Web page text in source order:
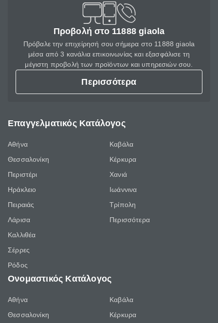
Προβολή στο 11888 giaola
Πρόβαλε την επιχείρησή σου σήμερα στο 11888 giaola
μέσα από 3 κανάλια επικοινωνίας και εξασφάλισε τη
μέγιστη προβολή των προϊόντων και υπηρεσιών σου.
Περισσότερα
Επαγγελματικός Κατάλογος
Αθήνα
Θεσσαλονίκη
Περιστέρι
Ηράκλειο
Πειραιάς
Λάρισα
Καλλιθέα
Σέρρες
Ρόδος
Καβάλα
Κέρκυρα
Χανιά
Ιωάννινα
Τρίπολη
Περισσότερα
Ονομαστικός Κατάλογος
Αθήνα
Θεσσαλονίκη
Καβάλα
Κέρκυρα